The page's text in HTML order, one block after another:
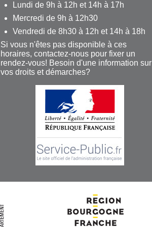
Lundi de 9h à 12h et 14h à 17h
Mercredi de 9h à 12h30
Vendredi de 8h30 à 12h et 14h à 18h
Si vous n'êtes pas disponible à ces
horaires, contactez-nous pour fixer un
rendez-vous! Besoin d'une information sur
vos droits et démarches?